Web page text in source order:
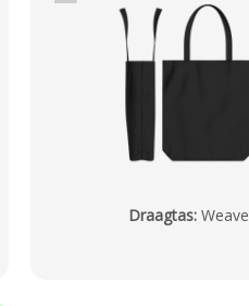
Draagtas: Weave